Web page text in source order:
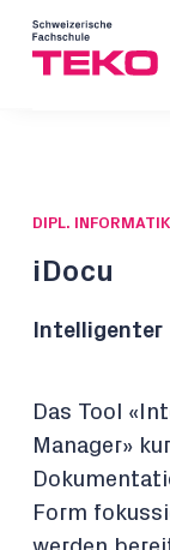
DIPL.
iDocu
Das Tool
Manager»
Form